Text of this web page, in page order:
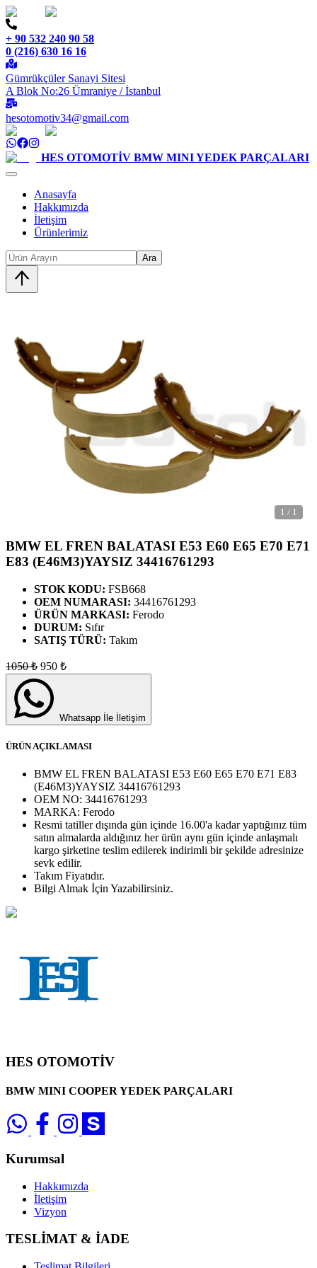
+ 90 532 240 90 58
0 (216) 630 16 16
Gümrükçüler Sanayi Sitesi
A Blok No:26 Ümraniye / İstanbul
hesotomotiv34@gmail.com
HES OTOMOTİV BMW MINI YEDEK PARÇALARI
Anasayfa
Hakkımızda
İletişim
Ürünlerimiz
Ara
1 / 1
BMW EL FREN BALATASI E53 E60 E65 E70 E71
E83 (E46M3)YAYSIZ 34416761293
STOK KODU: FSB668
OEM NUMARASI: 34416761293
ÜRÜN MARKASI: Ferodo
DURUM: Sıfır
SATIŞ TÜRÜ: Takım
1050₺ 950 ₺
Whatsapp İle İletişim
ÜRÜN AÇIKLAMASI
BMW EL FREN BALATASI E53 E60 E65 E70 E71 E83
(E46M3)YAYSIZ 34416761293
OEM NO: 34416761293
MARKA: Ferodo
Resmi tatiller dışında gün içinde 16.00'a kadar yaptığınız tüm
satın almalarda aldığınız her ürün aynı gün içinde anlaşmalı
kargo şirketine teslim edilerek indirimli bir şekilde adresinize
sevk edilir.
Takım Fiyatıdır.
Bilgi Almak İçin Yazabilirsiniz.
HES OTOMOTİV
BMW MINI COOPER YEDEK PARÇALARI
Kurumsal
Hakkımızda
İletişim
Vizyon
TESLİMAT & İADE